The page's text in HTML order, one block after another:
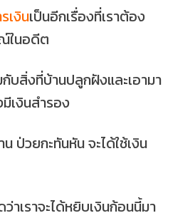
เงินเป็นอีกเรื่องที่เราต้อง
ในอดีต
บสิ่งที่บ้านปลูกฝังและเอามา
เงินสำรอง
น ป่วยกะทันหัน จะได้ใช้เงิน
ว่าเราจะได้หยิบเงินก้อนนี้มา